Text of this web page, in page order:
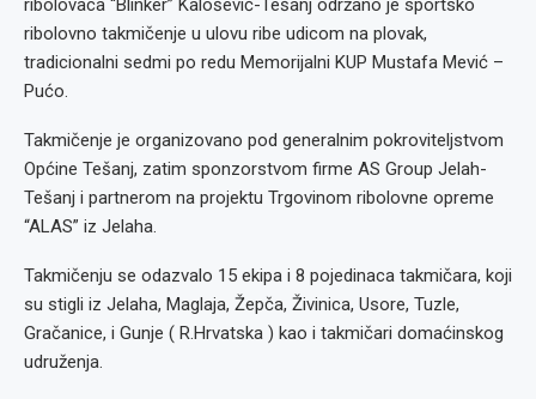
ribolovaca “Blinker” Kalošević-Tešanj održano je sportsko
ribolovno takmičenje u ulovu ribe udicom na plovak,
tradicionalni sedmi po redu Memorijalni KUP Mustafa Mević –
Pućo.
Takmičenje je organizovano pod generalnim pokroviteljstvom
Općine Tešanj, zatim sponzorstvom firme AS Group Jelah-
Tešanj i partnerom na projektu Trgovinom ribolovne opreme
“ALAS” iz Jelaha.
Takmičenju se odazvalo 15 ekipa i 8 pojedinaca takmičara, koji
su stigli iz Jelaha, Maglaja, Žepča, Živinica, Usore, Tuzle,
Gračanice, i Gunje ( R.Hrvatska ) kao i takmičari domaćinskog
udruženja.